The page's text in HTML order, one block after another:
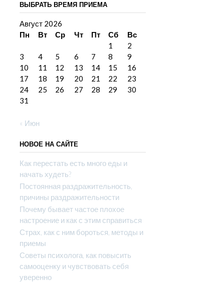
ВЫБРАТЬ ВРЕМЯ ПРИЕМА
Август 2026
Пн
Вт Ср Чт Пт Сб
Вс
1
2
3
4 5 6 7 8
9
10
11 12 13 14 15
16
17
18 19 20 21 22
23
24
25 26 27 28 29
30
31
« Июн
НОВОЕ НА САЙТЕ
Как перестать есть много еды и
начать худеть?
Постоянная раздражительность,
причины раздражительности
Почему бывает частое плохое
настроение и как с этим справиться
Страх, как с ним бороться, методы и
приемы
Советы психолога, как повысить
самооценку и чувствовать себя
уверенно